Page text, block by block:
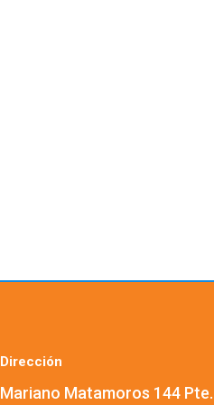
Dirección
Mariano Matamoros 144 Pte.